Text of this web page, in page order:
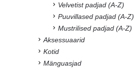
Velvetist padjad (A-Z)
Puuvillased padjad (A-Z)
Mustrilised padjad (A-Z)
Aksessuaarid
Kotid
Mänguasjad